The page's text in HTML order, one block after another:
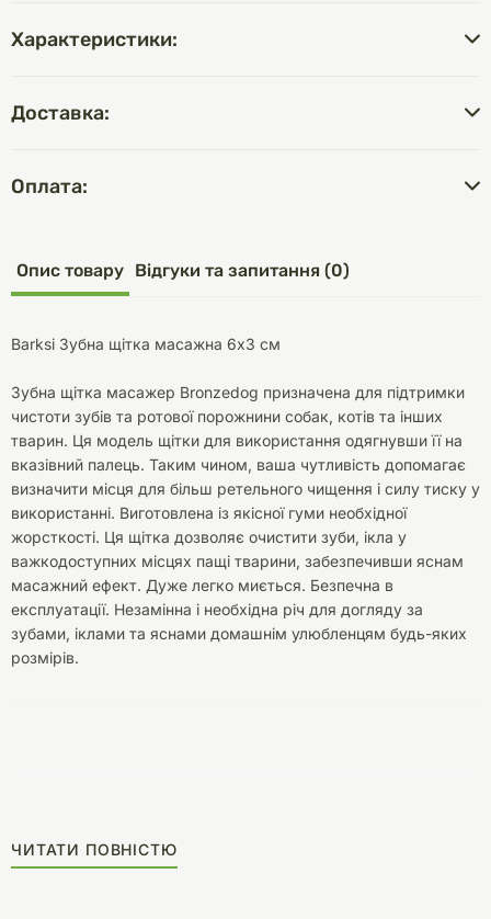
Характеристики:
Доставка:
Оплата:
Опис товару Відгуки та запитання (0)
Barksi Зубна щітка масажна 6х3 см
Зубна щітка масажер Bronzedog призначена для підтримки
чистоти зубів та ротової порожнини собак, котів та інших
тварин. Ця модель щітки для використання одягнувши її на
вказівний палець. Таким чином, ваша чутливість допомагає
визначити місця для більш ретельного чищення і силу тиску у
використанні. Виготовлена із якісної гуми необхідної
жорсткості. Ця щітка дозволяє очистити зуби, ікла у
важкодоступних місцях пащі тварини, забезпечивши яснам
масажний ефект. Дуже легко миється. Безпечна в
експлуатації. Незамінна і необхідна річ для догляду за
зубами, іклами та яснами домашнім улюбленцям будь-яких
розмірів.
ЧИТАТИ ПОВНІСТЮ